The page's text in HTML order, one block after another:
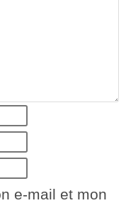
e-mail et mon